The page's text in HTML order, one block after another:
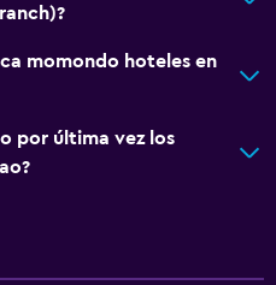
momondo hoteles en
por última vez los